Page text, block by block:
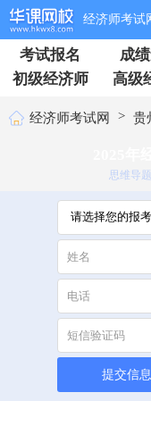
经济师考试
考试报名 成
初级经济师
高级
经济师考试网 > 贵
思维导
提交信息